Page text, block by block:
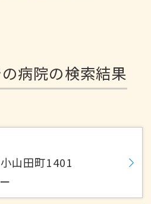
病院の検索結果
山田町1401